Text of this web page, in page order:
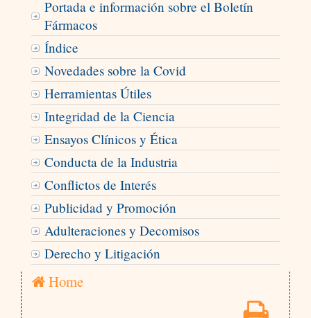
Portada e información sobre el Boletín
Fármacos
Índice
Novedades sobre la Covid
Herramientas Útiles
Integridad de la Ciencia
Ensayos Clínicos y Ética
Conducta de la Industria
Conflictos de Interés
Publicidad y Promoción
Adulteraciones y Decomisos
Derecho y Litigación
Home